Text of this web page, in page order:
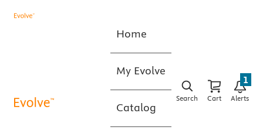
Home
My Evolve
Catalog
Search Cart Alerts
1